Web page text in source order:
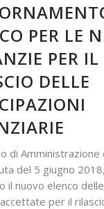
PER LE
PER IL
DELLE
di Amministrazione
del 5 giugno
il nuovo elenco
per il